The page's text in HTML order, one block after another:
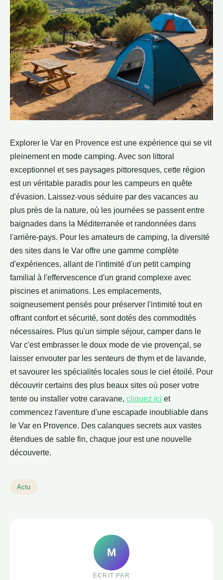
Explorer le Var en Provence est une expérience qui se vit
pleinement en mode camping. Avec son littoral
exceptionnel et ses paysages pittoresques, cette région
est un véritable paradis pour les campeurs en quête
d'évasion. Laissez-vous séduire par des vacances au
plus près de la nature, où les journées se passent entre
baignades dans la Méditerranée et randonnées dans
l'arrière-pays. Pour les amateurs de camping, la diversité
des sites dans le Var offre une gamme complète
d'expériences, allant de l'intimité d'un petit camping
familial à l'effervescence d'un grand complexe avec
piscines et animations. Les emplacements,
soigneusement pensés pour préserver l'intimité tout en
offrant confort et sécurité, sont dotés des commodités
nécessaires. Plus qu'un simple séjour, camper dans le
Var c'est embrasser le doux mode de vie provençal, se
laisser envouter par les senteurs de thym et de lavande,
et savourer les spécialités locales sous le ciel étoilé. Pour
découvrir certains des plus beaux sites où poser votre
tente ou installer votre caravane, cliquez ici et
commencez l'aventure d'une escapade inoubliable dans
le Var en Provence. Des calanques secrets aux vastes
étendues de sable fin, chaque jour est une nouvelle
découverte.
Actu
M
ECRIT PAR